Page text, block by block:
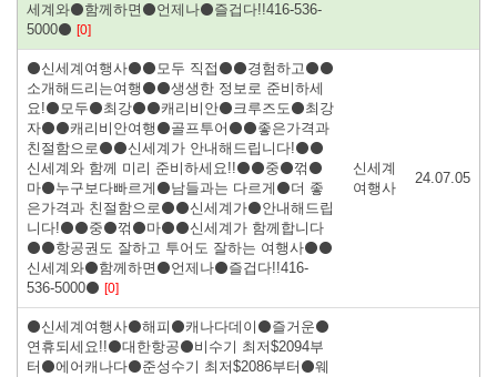
세계와⚫함께하면⚫언제나⚫즐겁다!!416-536-
5000⚫ [0]
⚫신세계여행사⚫⚫모두 직접⚫⚫경험하고⚫⚫
소개해드리는여행⚫⚫생생한 정보로 준비하세
요!⚫모두⚫최강⚫⚫캐리비안⚫크루즈도⚫최강
자⚫⚫캐리비안여행⚫골프투어⚫⚫좋은가격과
친절함으로⚫⚫신세계가 안내해드립니다!⚫⚫
신세계와 함께 미리 준비하세요!!⚫⚫중⚫꺾⚫
마⚫누구보다빠르게⚫남들과는 다르게⚫더 좋
은가격과 친절함으로⚫⚫신세계가⚫안내해드립
니다!⚫⚫중⚫꺾⚫마⚫⚫신세계가 함께합니다
⚫⚫항공권도 잘하고 투어도 잘하는 여행사⚫⚫
신세계와⚫함께하면⚫언제나⚫즐겁다!!416-
536-5000⚫ [0]
신세계
여행사
24.07.05
⚫신세계여행사⚫해피⚫캐나다데이⚫즐거운⚫
연휴되세요!!⚫대한항공⚫비수기 최저$2094부
터⚫에어캐나다⚫준성수기 최저$2086부터⚫웨